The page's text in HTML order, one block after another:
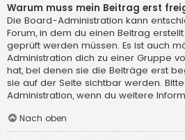
Warum muss mein Beitrag erst
Die Board-Administration kann
Forum, in dem du einen Beitrag
geprüft werden müssen. Es ist auch
Administration dich zu einer Gruppe
hat, bei denen sie die Beiträge erst
sie auf der Seite sichtbar werden.
Administration, wenn du weitere
Nach oben